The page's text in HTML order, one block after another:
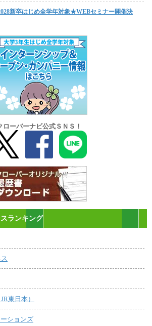
新卒はじめ全学年対象★WEBセミナー開催決
ローバーナビ公式ＳＮＳ！
ランキング
東日本）
ションズ